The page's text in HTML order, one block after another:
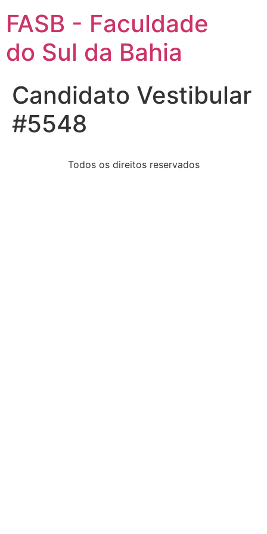
FASB - Faculdade
do Sul da Bahia
Candidato Vestibular
#5548
Todos os direitos reservados